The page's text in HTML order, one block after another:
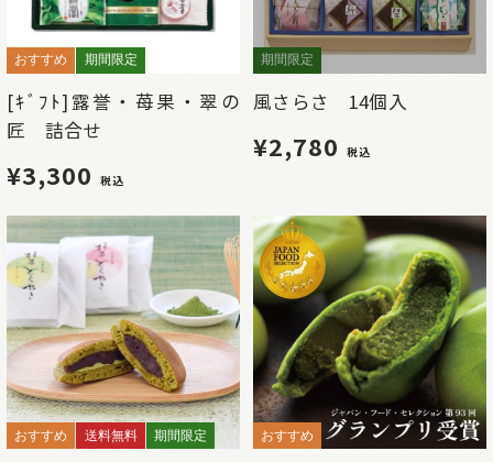
おすすめ 期間限定
[ｷﾞﾌﾄ]露誉・苺果・翠の
匠 詰合せ
¥3,300 税込
期間限定
風さらさ 14個入
¥2,780 税込
おすすめ 送料無料 期間限定 おすすめ